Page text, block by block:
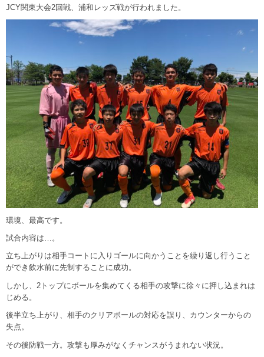
JCY関東大会2回戦、浦和レッズ戦が行われました。
環境、最高です。
試合内容は…。
立ち上がりは相手コートに入りゴールに向かうことを繰り返し行うこと
ができ飲水前に先制することに成功。
しかし、2トップにボールを集めてくる相手の攻撃に徐々に押し込まれは
じめる。
後半立ち上がり、相手のクリアボールの対応を誤り、カウンターからの
失点。
その後防戦一方。攻撃も厚みがなくチャンスがうまれない状況。